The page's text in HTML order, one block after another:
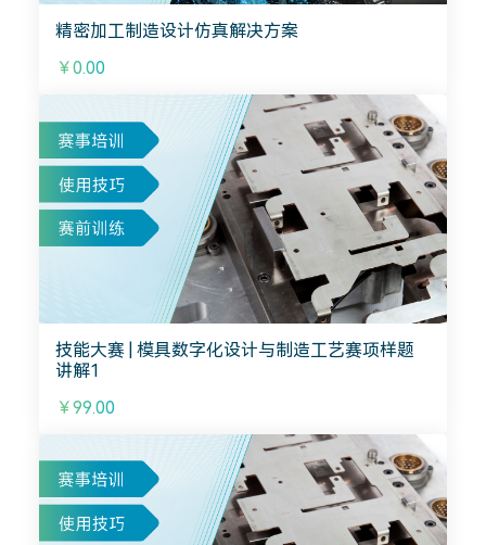
精密加工制造设计仿真解决方案
￥0.00
技能大赛 | 模具数字化设计与制造工艺赛项样题
讲解1
￥99.00